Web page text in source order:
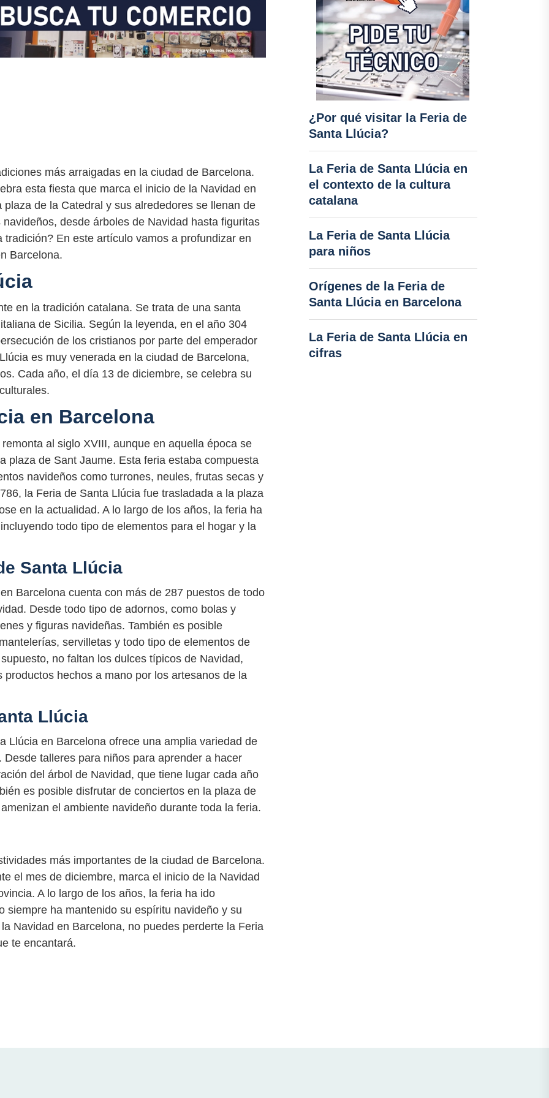
más arraigadas en la ciudad de Barcelona.
esta fiesta que marca el inicio de la Navidad en
de la Catedral y sus alrededores se llenan de
desde árboles de Navidad hasta figuritas
En este artículo vamos a profundizar en
Barcelona.
en la tradición catalana. Se trata de una santa
de Sicilia. Según la leyenda, en el año 304
de los cristianos por parte del emperador
es muy venerada en la ciudad de Barcelona,
Cada año, el día 13 de diciembre, se celebra su
en Barcelona
al siglo XVIII, aunque en aquella época se
plaza de Sant Jaume. Esta feria estaba compuesta
navideños como turrones, neules, frutas secas y
la Feria de Santa Llúcia fue trasladada a la plaza
en la actualidad. A lo largo de los años, la feria ha
todo tipo de elementos para el hogar y la
Santa Llúcia
Barcelona cuenta con más de 287 puestos de todo
Desde todo tipo de adornos, como bolas y
y figuras navideñas. También es posible
servilletas y todo tipo de elementos de
no faltan los dulces típicos de Navidad,
hechos a mano por los artesanos de la
Llúcia
Llúcia en Barcelona ofrece una amplia variedad de
talleres para niños para aprender a hacer
del árbol de Navidad, que tiene lugar cada año
es posible disfrutar de conciertos en la plaza de
el ambiente navideño durante toda la feria.
más importantes de la ciudad de Barcelona.
el mes de diciembre, marca el inicio de la Navidad
A lo largo de los años, la feria ha ido
siempre ha mantenido su espíritu navideño y su
Navidad en Barcelona, no puedes perderte la Feria
te encantará.
¿Por qué visitar la Feria de
Santa Llúcia?
La Feria de Santa Llúcia en
el contexto de la cultura
catalana
La Feria de Santa Llúcia
para niños
Orígenes de la Feria de
Santa Llúcia en Barcelona
La Feria de Santa Llúcia en
cifras